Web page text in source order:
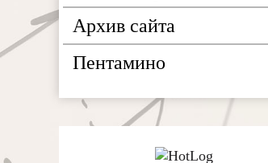
Архив сайта
Пентамино